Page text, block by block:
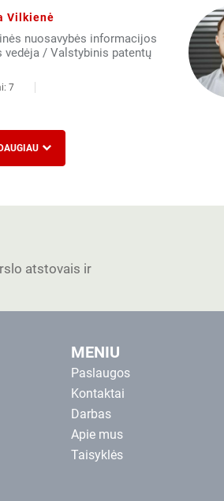
Vilkienė
nuosavybės informacijos
vedėja / Valstybinis patentų
7
atstovais ir
MENIU
Paslaugos
Kontaktai
Darbas
Apie mus
Taisyklės